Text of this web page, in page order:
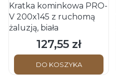
Kratka kominkowa PRO-
V 200x145 z ruchomą
żaluzją, biała
Cena
127,55 zł
DO KOSZYKA